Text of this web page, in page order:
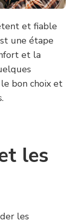
et fiable
une étape
et la
bon choix et
les
les